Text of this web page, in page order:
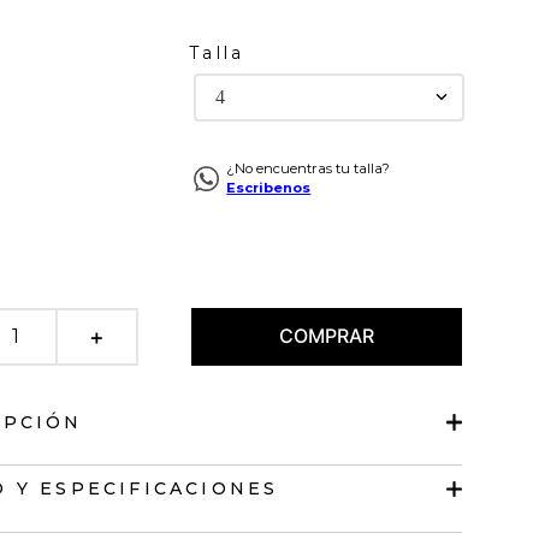
Talla
4
¿No encuentras tu talla?
Escribenos
＋ COMPRAR
tiro súper alto
Y ESPECIFICACIONES